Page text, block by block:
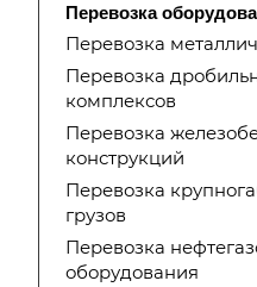
Перевозка
Перевозка
Перевозка
комплексов
Перевозка
конструкций
Перевозка
грузов
Перевозка
оборудования